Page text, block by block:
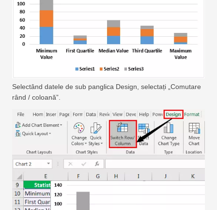
Selectând datele de sub panglica Design, selectați „Comutare
rând / coloană”.